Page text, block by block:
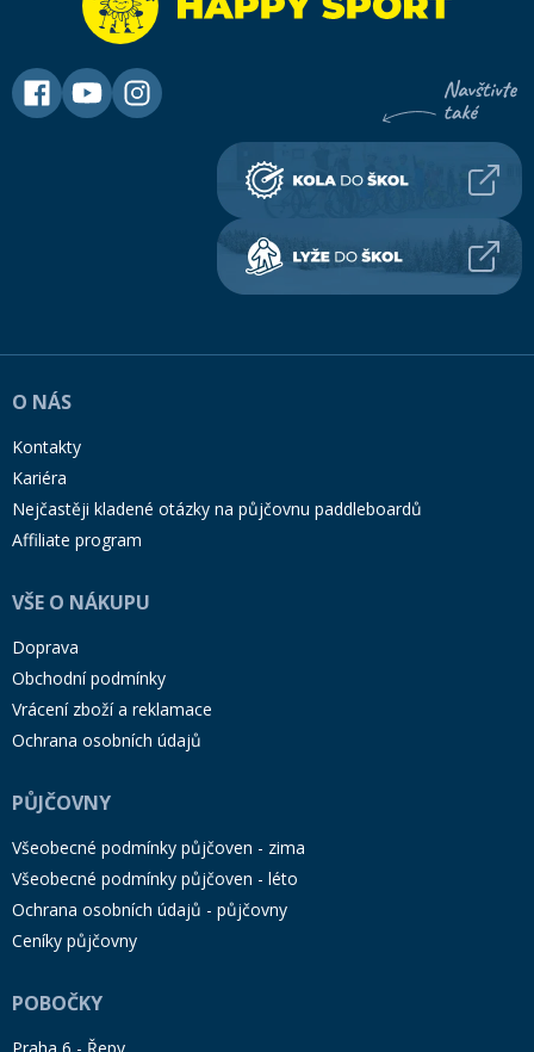
O NÁS
Kontakty
Kariéra
Nejčastěji kladené otázky na půjčovnu paddleboardů
Affiliate program
VŠE O NÁKUPU
Doprava
Obchodní podmínky
Vrácení zboží a reklamace
Ochrana osobních údajů
PŮJČOVNY
Všeobecné podmínky půjčoven - zima
Všeobecné podmínky půjčoven - léto
Ochrana osobních údajů - půjčovny
Ceníky půjčovny
POBOČKY